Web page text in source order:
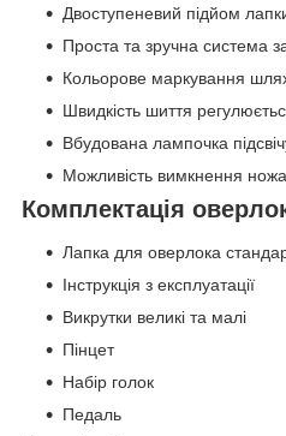
Двоступеневий підйом
Проста та зручна система
Кольорове маркування
Швидкість шиття
Вбудована лампочка
Можливість вимкнення ножа
Комплектація
Лапка для оверлока
Інструкція з експлуатації
Викрутки великі та малі
Пінцет
Набір голок
Педаль